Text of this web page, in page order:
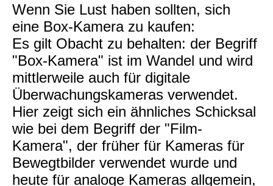
Wenn Sie Lust haben sollten, sich
eine Box-Kamera zu kaufen:
Es gilt Obacht zu behalten: der Begriff
"Box-Kamera" ist im Wandel und wird
mittlerweile auch für digitale
Überwachungskameras verwendet.
Hier zeigt sich ein ähnliches Schicksal
wie bei dem Begriff der "Film-
Kamera", der früher für Kameras für
Bewegtbilder verwendet wurde und
heute für analoge Kameras allgemein,